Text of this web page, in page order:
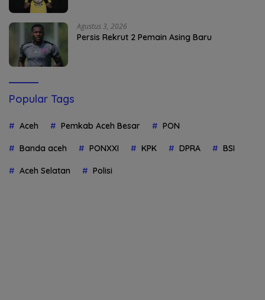
Agustus 3, 2026
Persis Rekrut 2 Pemain Asing Baru
Popular Tags
Aceh Pemkab Aceh Besar PON
Banda aceh PONXXI KPK DPRA BSI
Aceh Selatan Polisi